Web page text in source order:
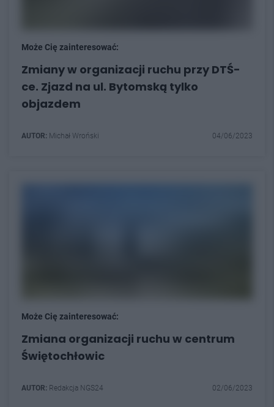
Może Cię zainteresować:
Zmiany w organizacji ruchu przy DTŚ-
ce. Zjazd na ul. Bytomską tylko
objazdem
AUTOR: Michał Wroński 04/06/2023
Może Cię zainteresować:
Zmiana organizacji ruchu w centrum
Świętochłowic
AUTOR: Redakcja NGS24 02/06/2023